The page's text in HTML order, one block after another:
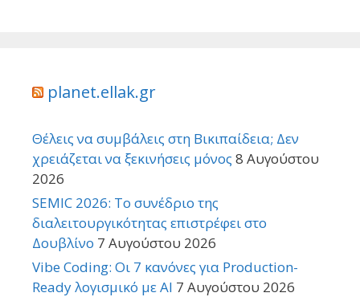
planet.ellak.gr
Θέλεις να συμβάλεις στη Βικιπαίδεια; Δεν
χρειάζεται να ξεκινήσεις μόνος 8 Αυγούστου
2026
SEMIC 2026: Το συνέδριο της
διαλειτουργικότητας επιστρέφει στο
Δουβλίνο 7 Αυγούστου 2026
Vibe Coding: Οι 7 κανόνες για Production-
Ready λογισμικό με AI 7 Αυγούστου 2026